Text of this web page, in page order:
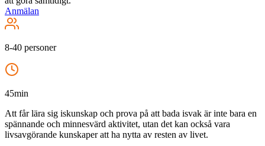
Anmälan
8-40 personer
45min
Att får lära sig iskunskap och prova på att bada isvak är inte bara en
spännande och minnesvärd aktivitet, utan det kan också vara
livsavgörande kunskaper att ha nytta av resten av livet.